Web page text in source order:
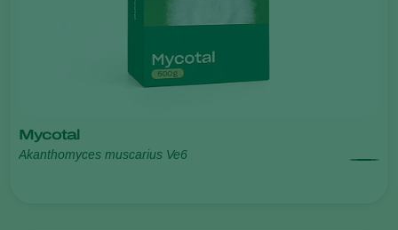
Mycotal
Akanthomyces muscarius Ve6